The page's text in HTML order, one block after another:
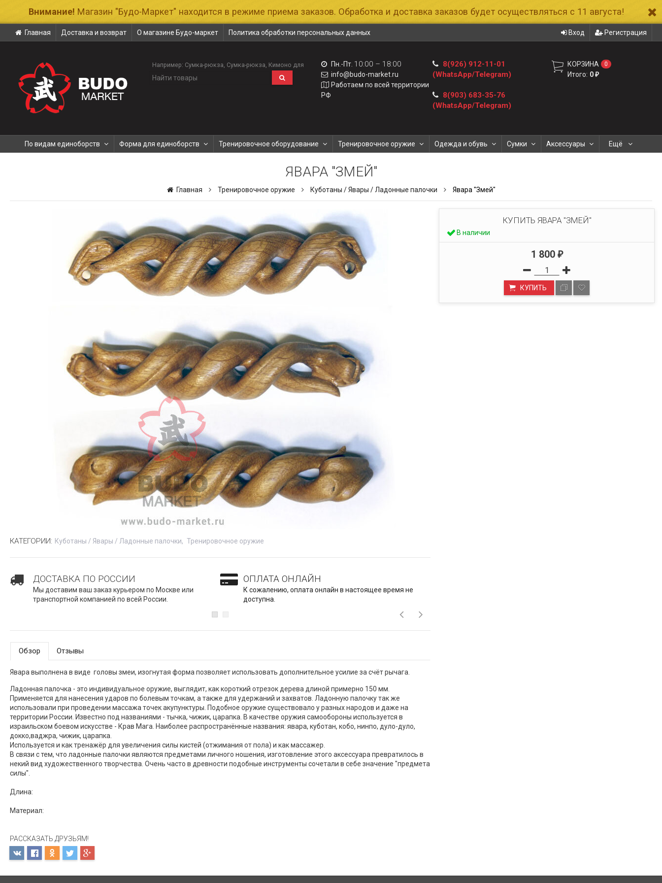
Внимание! Магазин "Будо-Маркет" находится в режиме приема заказов. Обработка и доставка заказов будет осуществляться с 11 августа!
Главная Доставка и возврат О магазине Будо-маркет Политика обработки персональных данных Вход Регистрация
Например: Сумка-рюкза Сумка-рюкза Кимоно для Пн.-Пт. 10:00 – 18:00
info@budo-market.ru
Работаем по всей территории
РФ
8(926) 912-11-01
(WhatsApp/Telegram)
8(903) 683-35-76
(WhatsApp/Telegram)
КОРЗИНА 0
Итого: 0₽
По видам единоборств Форма для единоборств Тренировочное оборудование Тренировочное оружие Одежда и обувь Сумки Аксессуары Ещё
ЯВАРА "ЗМЕЙ"
Главная Тренировочное оружие Куботаны / Явары / Ладонные палочки Явара "Змей"
КУПИТЬ ЯВАРА "ЗМЕЙ"
В наличии
1 800 ₽
КУПИТЬ
КАТЕГОРИИ: Куботаны / Явары / Ладонные палочки Тренировочное оружие
ДОСТАВКА ПО РОССИИ
Мы доставим ваш заказ курьером по Москве или
транспортной компанией по всей России.
ОПЛАТА ОНЛАЙН
К сожалению, оплата онлайн в настоящее время не
доступна.
Обзор Отзывы
Явара выполнена в виде головы змеи, изогнутая форма позволяет использовать дополнительное усилие за счёт рычага.
Ладонная палочка - это индивидуальное оружие, выглядит, как короткий отрезок дерева длиной примерно 150 мм.
Применяется для нанесения ударов по болевым точкам, а также для удержаний и захватов. Ладонную палочку так же
использовали при проведении массажа точек акупунктуры. Подобное оружие существовало у разных народов и даже на
территории России. Известно под названиями - тычка, чижик, царапка. В качестве оружия самообороны используется в
израильском боевом искусстве - Крав Мага. Наиболее распространённые названия: явара, куботан, кобо, нинпо, дуло-дуло,
докко,ваджра, чижик, царапка.
Используется и как тренажёр для увеличения силы кистей (отжимания от пола) и как массажер.
В связи с тем, что ладонные палочки являются предметами личного ношения, изготовление этого аксессуара превратилось в
некий вид художественного творчества. Очень часто в древности подобные инструменты сочетали в себе значение "предмета
силы".
Длина:
Материал:
РАССКАЗАТЬ ДРУЗЬЯМ!